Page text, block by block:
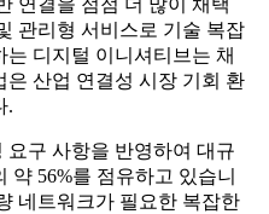
관리형 서비스로 기술 복잡
디지털 이니셔티브는 채
산업 연결성 시장 기회 환
.
구 사항을 반영하여 대규
약 56%를 점유하고 있습니
네트워크가 필요한 복잡한